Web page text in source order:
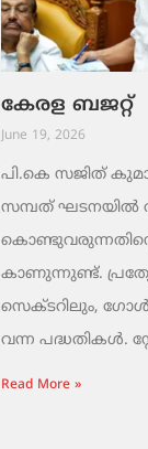
കേരള ബജറ്റ്
June 19, 2026
പി.കെ സജിത്
സമ്പത് ഘടനയിൽ
കാണുന്നുണ്ട്.
സെക്ടറിലും,
വന്ന പദ്ധതികൾ.
Read More »